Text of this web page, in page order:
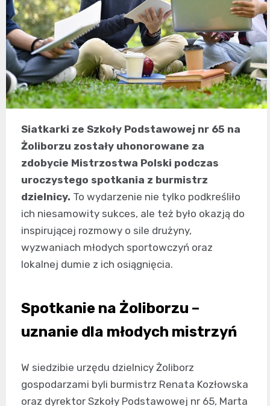
Siatkarki ze Szkoły Podstawowej nr 65 na
Żoliborzu zostały uhonorowane za
zdobycie Mistrzostwa Polski podczas
uroczystego spotkania z burmistrz
dzielnicy. To wydarzenie nie tylko podkreśliło
ich niesamowity sukces, ale też było okazją do
inspirującej rozmowy o sile drużyny,
wyzwaniach młodych sportowczyń oraz
lokalnej dumie z ich osiągnięcia.
Spotkanie na Żoliborzu –
uznanie dla młodych mistrzyń
W siedzibie urzędu dzielnicy Żoliborz
gospodarzami byli burmistrz Renata Kozłowska
oraz dyrektor Szkoły Podstawowej nr 65, Marta